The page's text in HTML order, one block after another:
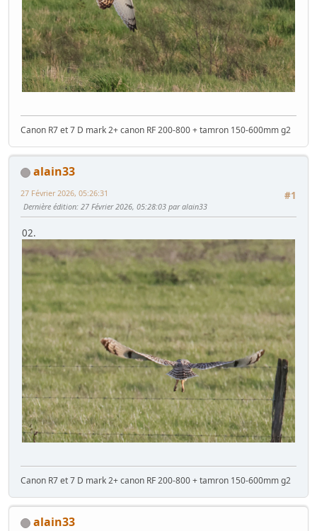
Canon R7 et 7 D mark 2+ canon RF 200-800 + tamron 150-600mm g2
alain33
#1
27 Février 2026, 05:26:31
Dernière édition: 27 Février 2026, 05:28:03 par alain33
02.
Canon R7 et 7 D mark 2+ canon RF 200-800 + tamron 150-600mm g2
alain33